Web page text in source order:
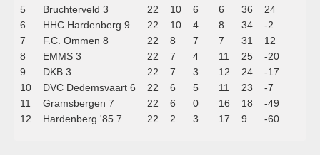
5
Bruchterveld 3 22 10 6 6 36
24
6
HHC Hardenberg 9 22 10 4 8 34
-2
7
F.C. Ommen 8 22 8 7 7 31
12
8
EMMS 3 22 7 4 11 25
-20
9
DKB 3 22 7 3 12 24
-17
10
DVC Dedemsvaart 6 22 6 5 11 23
-7
11
Gramsbergen 7 22 6 0 16 18
-49
12
Hardenberg '85 7 22 2 3 17 9 -60